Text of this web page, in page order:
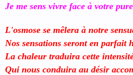
Je me sens vivre face à votre
L'osmose se mêlera à notre
Nos sensations seront en parfait
La chaleur traduira cette
Qui nous conduira au désir